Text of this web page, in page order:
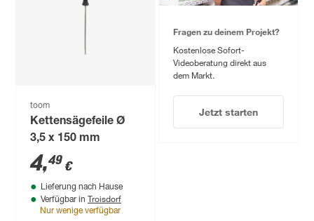
toom
Kettensägefeile Ø
3,5 x 150 mm
4,49 €
Lieferung nach Hause
Verfügbar in Troisdorf
Nur wenige verfügbar
Fragen zu deinem Projekt?
Kostenlose Sofort-
Videoberatung direkt aus
dem Markt.
Jetzt starten